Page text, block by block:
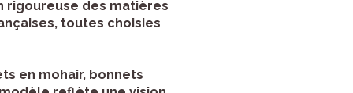
rigoureuse des matières
toutes choisies
en mohair, bonnets